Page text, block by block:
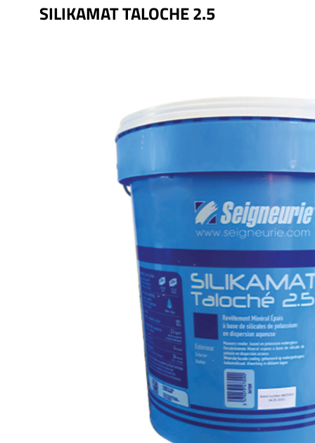
SILIKAMAT TALOCHE 2.5